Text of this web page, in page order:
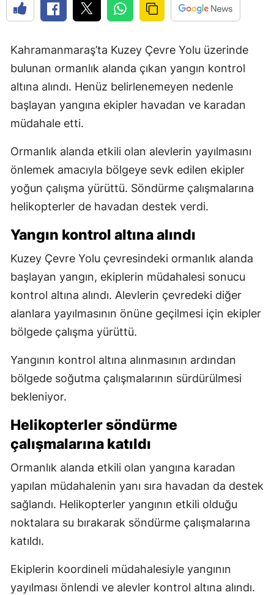
Kahramanmaraş’ta Kuzey Çevre Yolu üzerinde
bulunan ormanlık alanda çıkan yangın kontrol
altına alındı. Henüz belirlenemeyen nedenle
başlayan yangına ekipler havadan ve karadan
müdahale etti.
Ormanlık alanda etkili olan alevlerin yayılmasını
önlemek amacıyla bölgeye sevk edilen ekipler
yoğun çalışma yürüttü. Söndürme çalışmalarına
helikopterler de havadan destek verdi.
Yangın kontrol altına alındı
Kuzey Çevre Yolu çevresindeki ormanlık alanda
başlayan yangın, ekiplerin müdahalesi sonucu
kontrol altına alındı. Alevlerin çevredeki diğer
alanlara yayılmasının önüne geçilmesi için ekipler
bölgede çalışma yürüttü.
Yangının kontrol altına alınmasının ardından
bölgede soğutma çalışmalarının sürdürülmesi
bekleniyor.
Helikopterler söndürme
çalışmalarına katıldı
Ormanlık alanda etkili olan yangına karadan
yapılan müdahalenin yanı sıra havadan da destek
sağlandı. Helikopterler yangının etkili olduğu
noktalara su bırakarak söndürme çalışmalarına
katıldı.
Ekiplerin koordineli müdahalesiyle yangının
yayılması önlendi ve alevler kontrol altına alındı.